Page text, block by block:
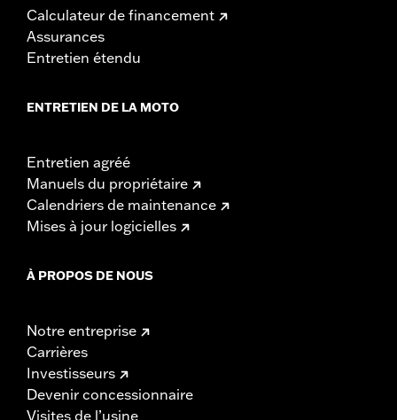
Calculateur de financement
Assurances
Entretien étendu
ENTRETIEN DE LA MOTO
Entretien agréé
Manuels du propriétaire
Calendriers de maintenance
Mises à jour logicielles
À PROPOS DE NOUS
Notre entreprise
Carrières
Investisseurs
Devenir concessionnaire
Visites de l’usine